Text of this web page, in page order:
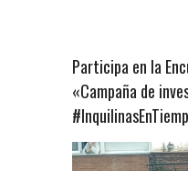
Participa en la
«Campaña de